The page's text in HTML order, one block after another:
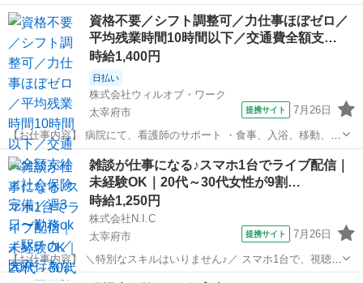
携◎働きやすさも考え、スタッフの声を大切にしています！ ★☆ 働き
やすいメリット多数 ★☆ ＼＼サービス・職種の魅力／／ 「今私たち
に求められていることは何...
福岡 太宰府市 都府楼前駅 介護
資格不要／シフト調整可／力仕事ほぼゼロ／
平均残業時間10時間以下／交通費全額支…
時給1,400円
日払い
株式会社ウィルオブ・ワーク
太宰府市
提携サイト 7月26日
【お仕事内容】 病院にて、看護師のサポート ・食事、入浴、移動、排
泄などの身体介助 ・病室のシーツ交換、清掃、環境整備 ・事務作業の
補助業務 ・伝票やカルテの運搬 ・備品、器具の確認 など 「できるか
不安・・・」 という方...
福岡 太宰府市 その他
雑談が仕事になる♪スマホ1台でライブ配信｜
未経験OK｜20代～30代女性が9割…
時給1,250円
株式会社N.I.C
太宰府市
提携サイト 7月26日
【お仕事内容】 ＼特別なスキルはいりません♪／ スマホ1台で、視聴者
と楽しくお話しするだけ。 在籍ライバーの9割以上が20代～30代の女
福岡 太宰府市 イベントスタッフ